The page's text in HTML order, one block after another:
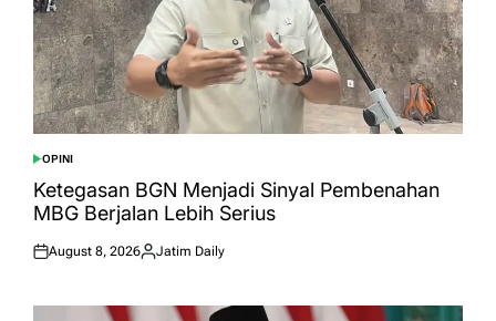
POSTED
IN
OPINI
Ketegasan BGN Menjadi Sinyal Pembenahan
MBG Berjalan Lebih Serius
Posted
August 8, 2026
Posted
Jatim Daily